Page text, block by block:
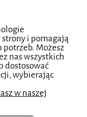
oraz na
kuracji.
zabiegu w
w celu
i suchą
i pomagają
potrzeb. Możesz
nas wszystkich
dostosować
wybierając
w naszej